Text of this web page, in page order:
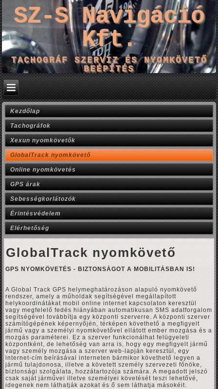
SZ-S Navigáció
Kft.
TACHOGRÁF SZERVIZ ÉS NYOMKÖVETŐ
BEÉPÍTÉS
Kezdőlap
Tachográfok
Xexun nyomkövetők
GlobalTrack nyomkövető
Online nyomkövetés
GPS árak
Sebességkorlátozók
Érintésvédelem
Elérhetőség
GlobalTrack nyomkövető
GPS NYOMKÖVETÉS - BIZTONSÁGOT A MOBILITÁSBAN IS!
A Global Track GPS helymeghatározáson alapuló nyomkövető
rendszer, amely a műholdak segítségével megállapított
helykoordinátákat mobil online internet kapcsolaton keresztül
vagy megfelelő fedés hiányában automatikusan SMS adatforgalom
segítségével továbbítja egy központi szerverre. A központi szerver
számítógépének képernyőjén, térképen követhető a megfigyelt
jármű vagy a személyi nyomkövetővel ellátott ember mozgása és a
mozgás paraméterei. Ez a szerver funkcionálhat felügyeleti
központként, de lehetőség van arra is, hogy egy megfigyelt jármű
vagy személy mozgása a szerver web-lapján keresztül, egy
internet-cím beírásával interneten bármikor követhető legyen a
jármű tulajdonosa, illetve a követett személy szervezeti főnöke,
biztonsági szolgálata, hozzátartozója számára. A megadott jelszó
csak saját járművei illetve személyei követését teszi lehetővé,
idegenek nem láthatják azokat és ő sem láthatja másokéit.